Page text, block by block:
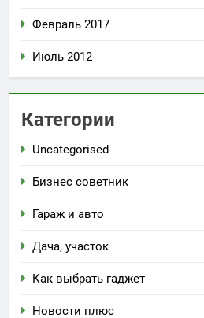
Февраль 2017
Июль 2012
Категории
Uncategorised
Бизнес советник
Гараж и авто
Дача, участок
Как выбрать гаджет
Новости плюс